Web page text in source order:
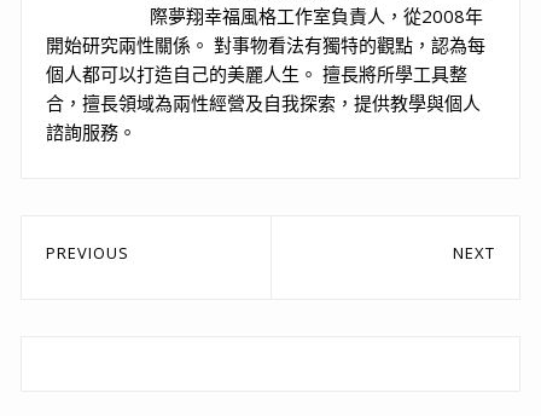
際夢翔幸福風格工作室負責人，從2008年
開始研究兩性關係。 對事物看法有獨特的觀點，認為每
個人都可以打造自己的美麗人生。 擅長將所學工具整
合，擅長領域為兩性經營及自我探索，提供教學與個人
諮詢服務。
文
PREVIOUS NEXT